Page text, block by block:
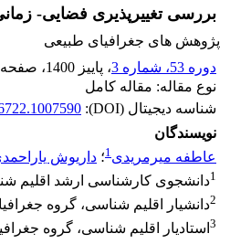
بررسی تغییرپذیری فضایی-
پژوهش های جغرافیای طبیعی
دوره 53، شماره 3
، پاییز 1400 ، صفحه
نوع مقاله: مقاله کامل
شناسه دیجیتال (DOI):
نویسندگان
عاطفه میرمریدی1؛ داریوش
1دانشجوی کارشناسی ارشد اقلیم
2دانشیار اقلیم ‏شناسی، گروه
3 استادیار اقلیم‏ شناسی، گروه